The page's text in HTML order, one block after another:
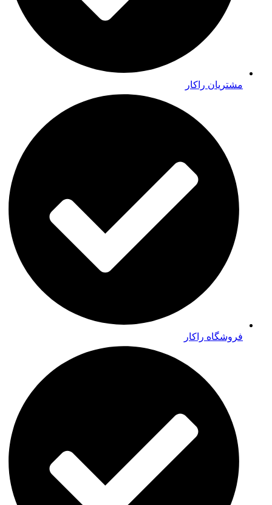
مشتریان راکار
فروشگاه راکار